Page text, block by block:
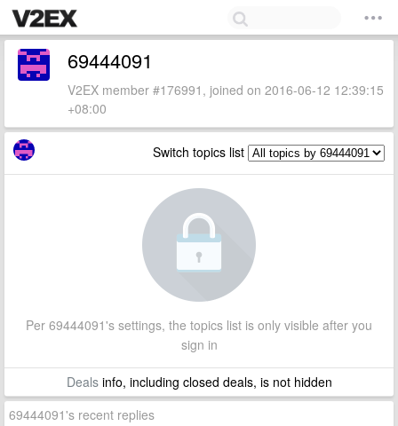
69444091
V2EX member #176991, joined on 2016-06-12 12:39:15
+08:00
Switch topics list
Per 69444091's settings, the topics list is only visible after you
sign in
Dealsinfo, including closed deals, is not hidden
69444091's recent replies